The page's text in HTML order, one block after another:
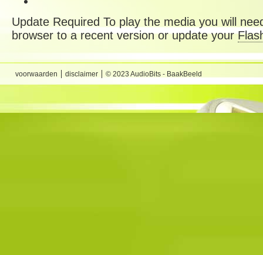
Update Required To play the media you will
browser to a recent version or update your
voorwaarden disclaimer © 2023 AudioBits - BaakBeeld